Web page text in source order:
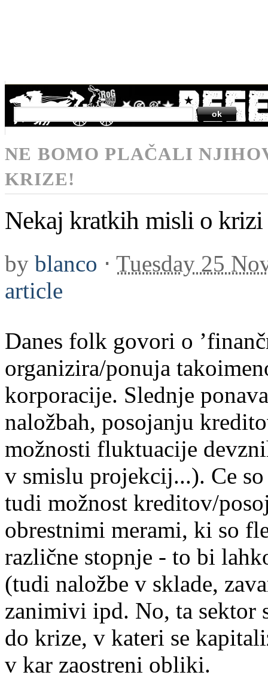
SEARCH
NE BOMO PLAČALI
KRIZE!
Nekaj kratkih misli o krizi
by blanco ⋅ Tuesday 25
article
Danes folk govori o
organizira/ponuja
korporacije. Slednje
naložbah, posojanju
možnosti fluktuacije
v smislu projekcij...). Ce
tudi možnost kreditov/
obrestnimi merami, ki so
različne stopnje - to bi
(tudi naložbe v sklade,
zanimivi ipd. No, ta sektor
do krize, v kateri se
v kar zaostreni obliki.